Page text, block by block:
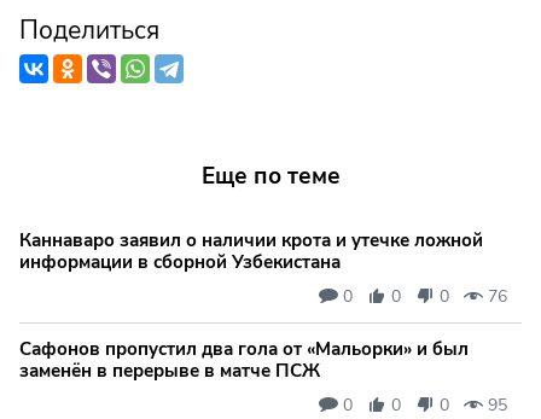
Поделиться
Еще по теме
Каннаваро заявил о наличии крота и утечке ложной
информации в сборной Узбекистана
0 0 0 76
Сафонов пропустил два гола от «Мальорки» и был
заменён в перерыве в матче ПСЖ
0 0 0 95